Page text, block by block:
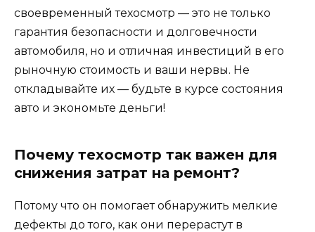
своевременный техосмотр — это не только
гарантия безопасности и долговечности
автомобиля, но и отличная инвестиций в его
рыночную стоимость и ваши нервы. Не
откладывайте их — будьте в курсе состояния
авто и экономьте деньги!
Почему техосмотр так важен для
снижения затрат на ремонт?
Потому что он помогает обнаружить мелкие
дефекты до того, как они перерастут в